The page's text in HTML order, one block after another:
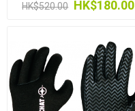
HK$520.00 HK$180.00